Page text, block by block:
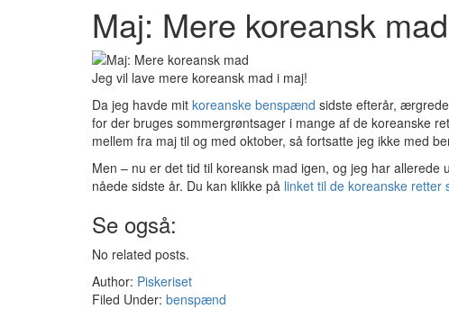
Maj: Mere koreansk mad
Jeg vil lave mere koreansk mad i maj!
Da jeg havde mit koreanske benspænd sidste efterår,
for der bruges sommergrøntsager i mange af de koreanske
mellem fra maj til og med oktober, så fortsatte jeg ikke med
Men – nu er det tid til koreansk mad igen, og jeg har
nåede sidste år. Du kan klikke på linket til de koreanske retter
Se også:
No related posts.
Author: Piskeriset
Filed Under: benspænd